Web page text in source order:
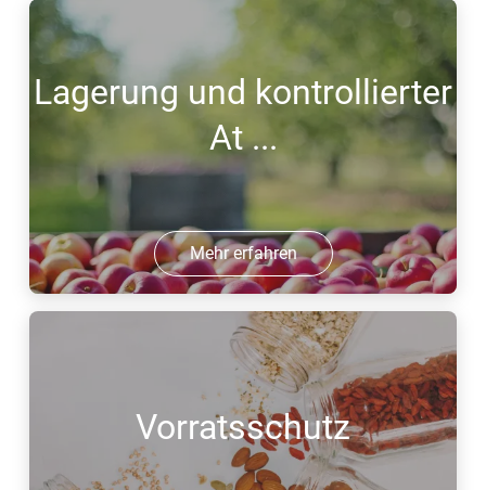
Lagerung und kontrollierter
At ...
Mehr erfahren
Vorratsschutz